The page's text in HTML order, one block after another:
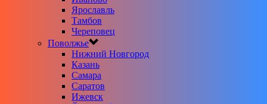
Ярославль
Тамбов
Череповец
Поволжье
Нижний Новгород
Казань
Самара
Саратов
Ижевск